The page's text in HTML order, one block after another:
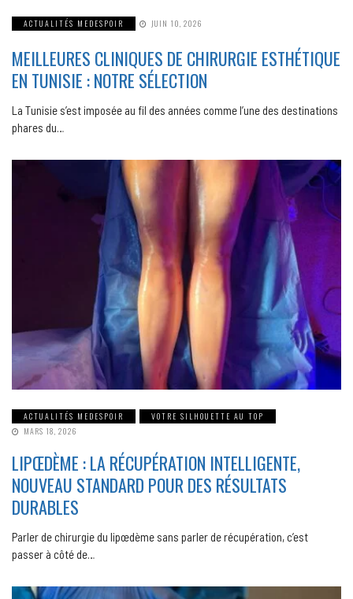
ACTUALITÉS MEDESPOIR JUIN 10, 2026
MEILLEURES CLINIQUES DE CHIRURGIE ESTHÉTIQUE
EN TUNISIE : NOTRE SÉLECTION
La Tunisie s’est imposée au fil des années comme l’une des destinations
phares du…
ACTUALITÉS MEDESPOIR
VOTRE SILHOUETTE AU TOP
MARS 18, 2026
LIPŒDÈME : LA RÉCUPÉRATION INTELLIGENTE,
NOUVEAU STANDARD POUR DES RÉSULTATS
DURABLES
Parler de chirurgie du lipœdème sans parler de récupération, c’est
passer à côté de…